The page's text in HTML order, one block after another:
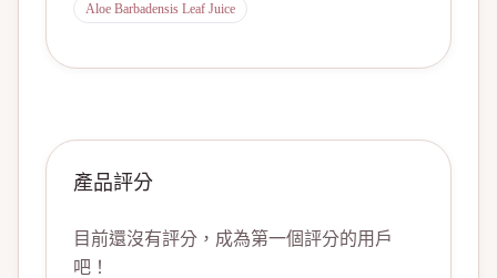
Aloe Barbadensis Leaf Juice
產品評分
目前還沒有評分，成為第一個評分的用戶
吧！